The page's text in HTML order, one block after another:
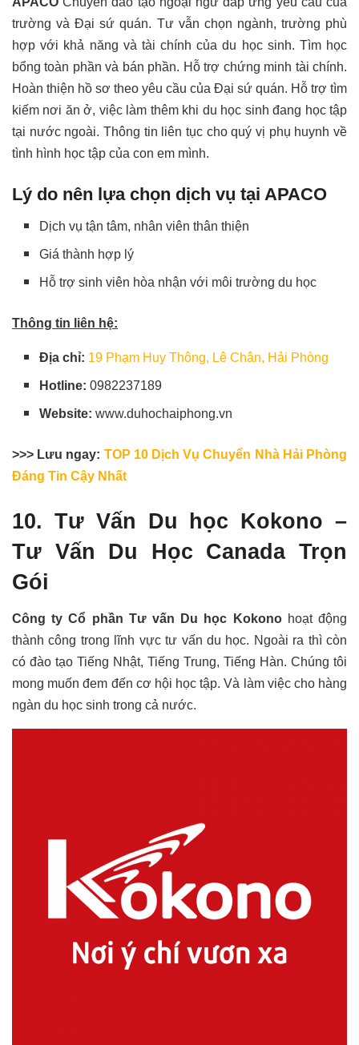
trường và Đại sứ quán. Tư vẫn chọn ngành, trường phù
hợp với khả năng và tài chính của du học sinh. Tìm học
bổng toàn phần và bán phần. Hỗ trợ chứng minh tài chính.
Hoàn thiện hồ sơ theo yêu cầu của Đại sứ quán. Hỗ trợ tìm
kiếm nơi ăn ở, việc làm thêm khi du học sinh đang học tập
tại nước ngoài. Thông tin liên tục cho quý vị phụ huynh về
tình hình học tập của con em mình.
Lý do nên lựa chọn dịch vụ tại APACO
Dịch vụ tận tâm, nhân viên thân thiện
Giá thành hợp lý
Hỗ trợ sinh viên hòa nhận với môi trường du học
Thông tin liên hệ:
Địa chỉ: 19 Phạm Huy Thông, Lê Chân, Hải Phòng
Hotline: 0982237189
Website: www.duhochaiphong.vn
>>> Lưu ngay: TOP 10 Dịch Vụ Chuyển Nhà Hải Phòng
Đáng Tin Cậy Nhất
10. Tư Vấn Du học Kokono –
Tư Vấn Du Học Canada Trọn
Gói
Công ty Cổ phần Tư vấn Du học Kokonohoạt động
thành công trong lĩnh vực tư vấn du học. Ngoài ra thì còn
có đào tạo Tiếng Nhật, Tiếng Trung, Tiếng Hàn. Chúng tôi
mong muốn đem đến cơ hội học tập. Và làm việc cho hàng
ngàn du học sinh trong cả nước.